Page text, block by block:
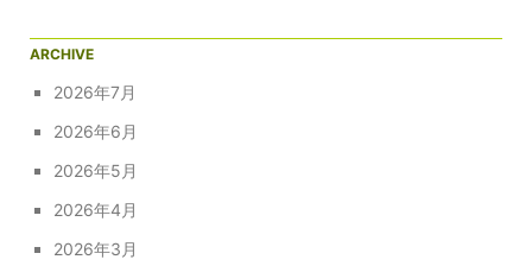
ARCHIVE
2026年7月
2026年6月
2026年5月
2026年4月
2026年3月